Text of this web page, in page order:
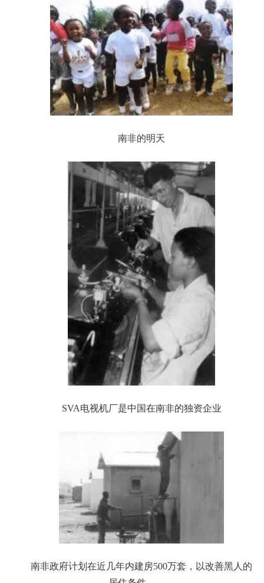
南非的明天
SVA电视机厂是中国在南非的独资企业
南非政府计划在近几年内建房500万套，以改善黑人的